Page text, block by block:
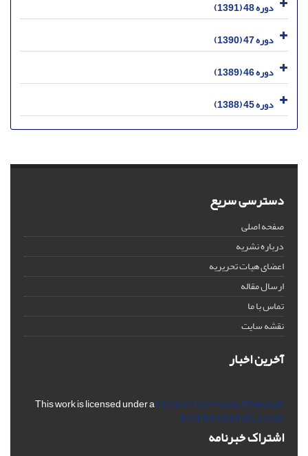
دوره 48 (1391)
دوره 47 (1390)
دوره 46 (1389)
دوره 45 (1388)
دسترسی سریع
صفحه اصلی
درباره نشریه
اعضای هیات تحریریه
ارسال مقاله
تماس با ما
نقشه سایت
آخرین اخبار
This work is licensed under aCreative Commons Attribution
4.0 International License
اشتراک خبرنامه